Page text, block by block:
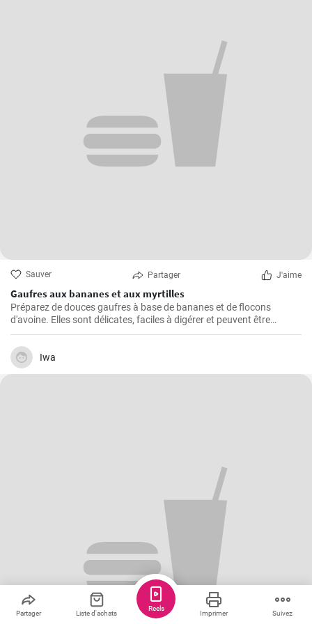
Sauver Partager J'aime
Gaufres aux bananes et aux myrtilles
Préparez de douces gaufres à base de bananes et de flocons
d'avoine. Elles sont délicates, faciles à digérer et peuvent être
servies par exemple avec des myrtilles fraîches et du sirop de
myrtille.
Iwa
Partager Liste d'achats Imprimer Suivez
Reels